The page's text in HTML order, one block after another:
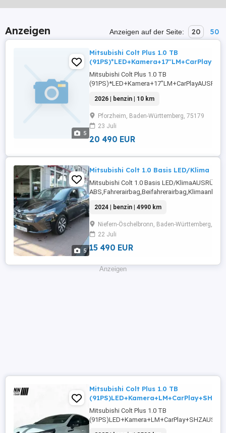
Anzeigen Anzeigen auf der Seite: 20 50
5
Mitsubishi Colt Plus 1.0 TB
(91PS)*LED+Kamera+17"LM+CarPlay
Mitsubishi Colt Plus 1.0 TB
hinten,Fahrerairbag,Einparkhilfe
Lenkrad,Berganfahrassistent,Radio,DAB-
Scheinwerfer,Elektrische ...
2026 | benzin | 10 km
Pforzheim, Baden-Württemberg, 75179
23 Juli
20 490 EUR
5
Mitsubishi Colt 1.0 Basis LED/Klima
Mitsubishi Colt 1.0 Basis LED/
Fensterheber,LED-
...
2024 | benzin | 4990 km
Niefern-Öschelbronn, Baden-Württemberg,
22 Juli
15 490 EUR
Anzeigen
Mitsubishi Colt Plus 1.0 TB
(91PS)LED+Kamera+LM+CarPlay+SHZ
Mitsubishi Colt Plus 1.0 TB